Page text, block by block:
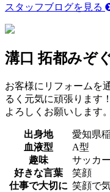
スタッフブログを見る
溝口 拓都みぞ
お客様にリフォームを
るく元気に頑張ります
よろしくお願いします。
出身地
愛知県
血液型
A型
趣味
サッカ
好きな言葉
笑顔
仕事で大切に 笑顔で